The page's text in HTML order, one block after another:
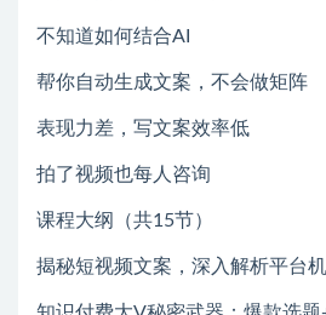
不知道如何结合AI
帮你自动生成文案，不会做矩阵
表现力差，写文案效率低
拍了视频也每人咨询
课程大纲（共15节）
揭秘短视频文案，深入解析平台